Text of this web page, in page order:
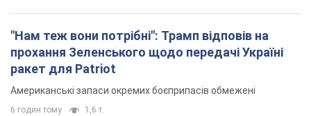
"Нам теж вони потрібні": Трамп відповів на
прохання Зеленського щодо передачі Україні
ракет для Patriot
Американські запаси окремих боєприпасів обмежені
6 годин тому 1,6 т.